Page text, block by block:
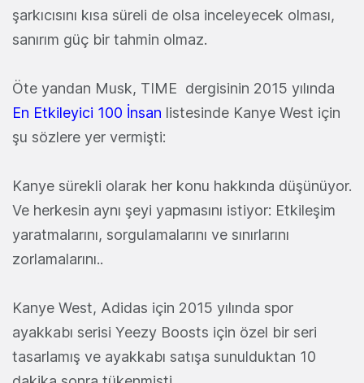
şarkıcısını kısa süreli de olsa inceleyecek olması,
sanırım güç bir tahmin olmaz.
Öte yandan Musk, TIME dergisinin 2015 yılında
En Etkileyici 100 İnsan listesinde Kanye West için
şu sözlere yer vermişti:
Kanye sürekli olarak her konu hakkında düşünüyor.
Ve herkesin aynı şeyi yapmasını istiyor: Etkileşim
yaratmalarını, sorgulamalarını ve sınırlarını
zorlamalarını..
Kanye West, Adidas için 2015 yılında spor
ayakkabı serisi Yeezy Boosts için özel bir seri
tasarlamış ve ayakkabı satışa sunulduktan 10